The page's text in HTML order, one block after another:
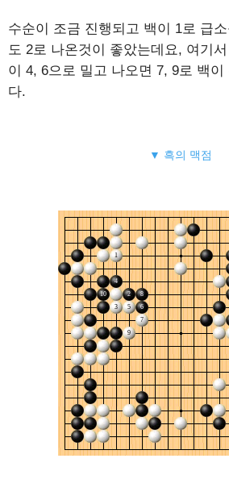
수순이 조금 진행되고 백이 1로 급
도 2로 나온것이 좋았는데요, 여기
이 4, 6으로 밀고 나오면 7, 9로 백이
다.
▼ 흑의 맥점